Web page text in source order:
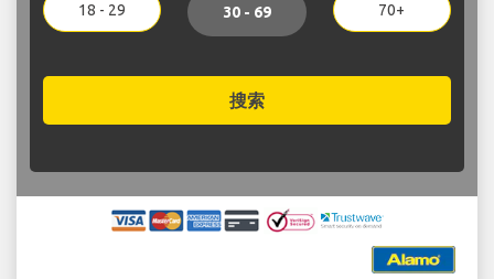
18 - 29 30 - 69 70+
搜索